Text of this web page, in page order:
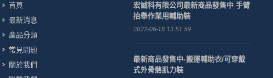
首頁
最新消息
產品分類
常見問題
關於我們
宏誠科有限公司最新商品發售中 手臂
抬舉作業用輔助裝
2022-06-18 13:51:59
最新商品發售中-搬運輔助衣/可穿戴
式外骨骼肌力裝